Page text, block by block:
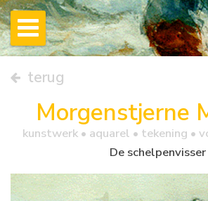
terug
Morgenstjerne
kunstwerk • aquarel • tekening •
De schelpenvisser